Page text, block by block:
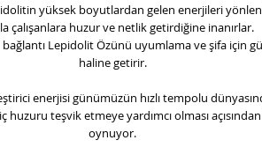
yüksek boyutlardan gelen enerjileri
çalışanlara huzur ve netlik getirdiğine inanırlar.
Lepidolit Özünü uyumlama ve şifa için
haline getirir.
enerjisi günümüzün hızlı tempolu
huzuru teşvik etmeye yardımcı olması
oynuyor.